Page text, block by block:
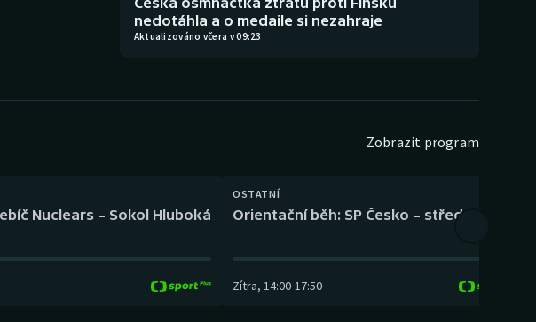
nedotáhla a o medaile si nezahraje
Aktualizováno včera v 09:23
Zobrazit program
Nuclears – Sokol Hluboká
OSTATNÍ
Orientační běh: SP Česko – střední trať
Zítra, 14:00-17:50